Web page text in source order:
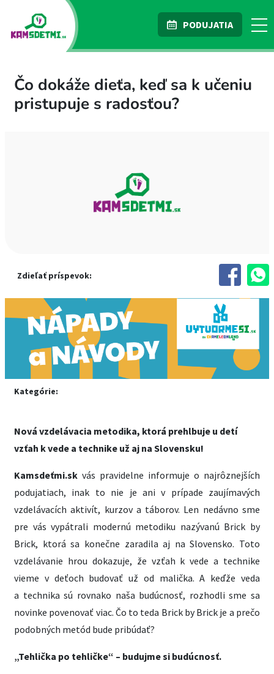
PODUJATIA
Čo dokáže dieťa, keď sa k učeniu
pristupuje s radosťou?
Zdieľať príspevok:
Kategórie:
Nová vzdelávacia metodika, ktorá prehlbuje u detí
vzťah k vede a technike už aj na Slovensku!
Kamsdeťmi.sk vás pravidelne informuje o najrôznejších
podujatiach, inak to nie je ani v prípade zaujímavých
vzdelávacích aktivít, kurzov a táborov. Len nedávno sme
pre vás vypátrali modernú metodiku nazývanú Brick by
Brick, ktorá sa konečne zaradila aj na Slovensko. Toto
vzdelávanie hrou dokazuje, že vzťah k vede a technike
vieme v deťoch budovať už od malička. A keďže veda
a technika sú rovnako naša budúcnosť, rozhodli sme sa
novinke povenovať viac. Čo to teda Brick by Brick je a prečo
podobných metód bude pribúdať?
„Tehlička po tehličke“ – budujme si budúcnosť.